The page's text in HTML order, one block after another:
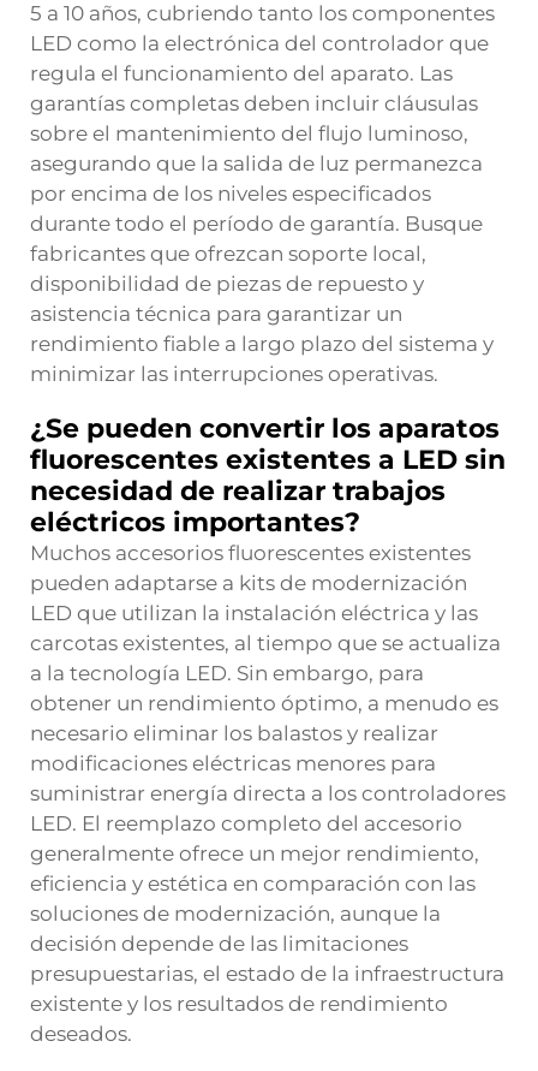
5 a 10 años, cubriendo tanto los componentes
LED como la electrónica del controlador que
regula el funcionamiento del aparato. Las
garantías completas deben incluir cláusulas
sobre el mantenimiento del flujo luminoso,
asegurando que la salida de luz permanezca
por encima de los niveles especificados
durante todo el período de garantía. Busque
fabricantes que ofrezcan soporte local,
disponibilidad de piezas de repuesto y
asistencia técnica para garantizar un
rendimiento fiable a largo plazo del sistema y
minimizar las interrupciones operativas.
¿Se pueden convertir los aparatos
fluorescentes existentes a LED sin
necesidad de realizar trabajos
eléctricos importantes?
Muchos accesorios fluorescentes existentes
pueden adaptarse a kits de modernización
LED que utilizan la instalación eléctrica y las
carcotas existentes, al tiempo que se actualiza
a la tecnología LED. Sin embargo, para
obtener un rendimiento óptimo, a menudo es
necesario eliminar los balastos y realizar
modificaciones eléctricas menores para
suministrar energía directa a los controladores
LED. El reemplazo completo del accesorio
generalmente ofrece un mejor rendimiento,
eficiencia y estética en comparación con las
soluciones de modernización, aunque la
decisión depende de las limitaciones
presupuestarias, el estado de la infraestructura
existente y los resultados de rendimiento
deseados.